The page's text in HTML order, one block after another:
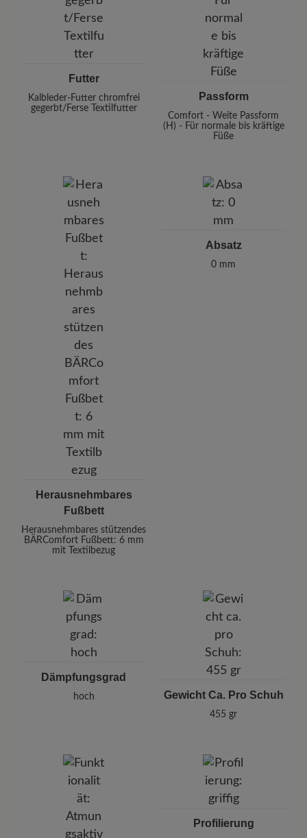
Futter
Kalbleder-Futter chromfrei
gegerbt/Ferse Textilfutter
Passform
Comfort - Weite Passform
(H) - Für normale bis kräftige
Füße
Herausnehmbares
Fußbett
Herausnehmbares stützendes
BÄRComfort Fußbett: 6 mm
mit Textilbezug
Absatz
0 mm
Dämpfungsgrad
hoch Gewicht Ca. Pro Schuh
455 gr
Profilierung